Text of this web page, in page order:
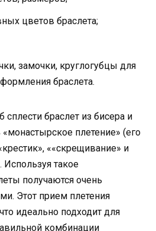
цветов браслета;
замочки, круглогубцы для
браслета.
браслет из бисера и
плетение» (его
««скрещивание» и
Используя такое
получаются очень
Этот прием плетения
идеально подходит для
комбинации